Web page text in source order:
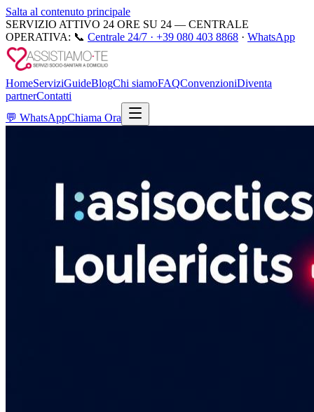
Salta al contenuto principale
SERVIZIO ATTIVO 24 ORE SU 24 — CENTRALE
OPERATIVA: 📞 Centrale 24/7 · +39 080 403 8868 · WhatsApp
HomeServiziGuideBlogChi siamoFAQConvenzioniDiventa
partnerContatti
💬 WhatsAppChiama Ora